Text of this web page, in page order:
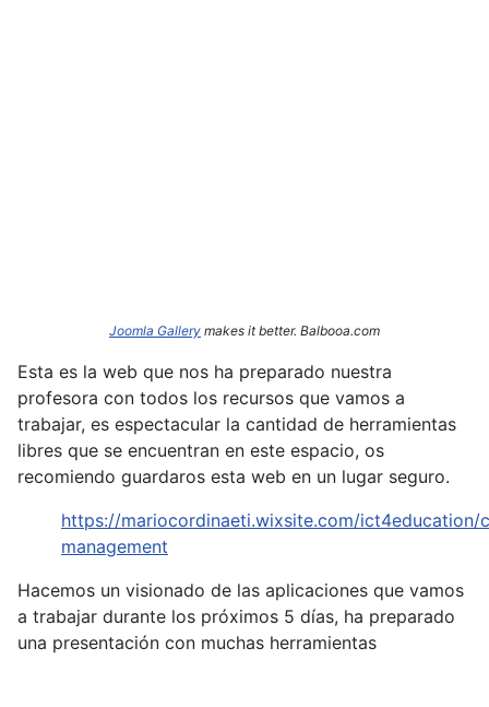
Joomla Gallery makes it better. Balbooa.com
Esta es la web que nos ha preparado nuestra
profesora con todos los recursos que vamos a
trabajar, es espectacular la cantidad de herramientas
libres que se encuentran en este espacio, os
recomiendo guardaros esta web en un lugar seguro.
https://mariocordinaeti.wixsite.com/ict4education/
management
Hacemos un visionado de las aplicaciones que vamos
a trabajar durante los próximos 5 días, ha preparado
una presentación con muchas herramientas